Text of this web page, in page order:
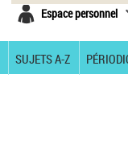
Espace personnel
SUJETS A-Z